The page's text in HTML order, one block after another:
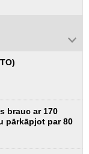
brauc ar 170
pārkāpjot par 80